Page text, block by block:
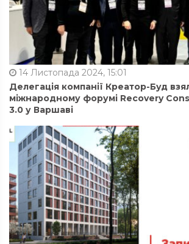
14 Листопада 2024, 15:01
Делегація компанії Креатор-Буд
міжнародному форумі Recovery
3.0 у Варшаві